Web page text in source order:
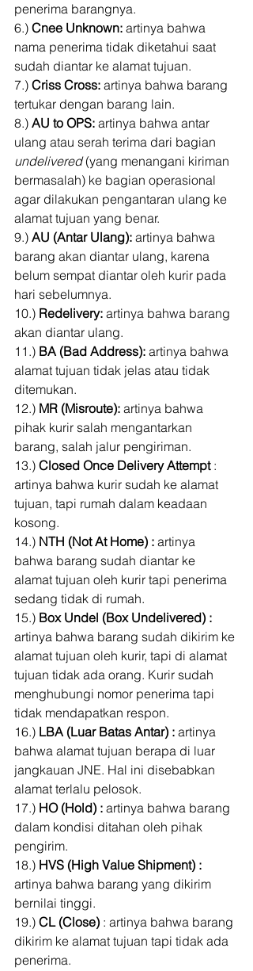
penerima barangnya.
6.) Cnee Unknown: artinya bahwa
nama penerima tidak diketahui saat
sudah diantar ke alamat tujuan.
7.) Criss Cross: artinya bahwa barang
tertukar dengan barang lain.
8.) AU to OPS: artinya bahwa antar
ulang atau serah terima dari bagian
undelivered (yang menangani kiriman
bermasalah) ke bagian operasional
agar dilakukan pengantaran ulang ke
alamat tujuan yang benar.
9.) AU (Antar Ulang): artinya bahwa
barang akan diantar ulang, karena
belum sempat diantar oleh kurir pada
hari sebelumnya.
10.) Redelivery: artinya bahwa barang
akan diantar ulang.
11.) BA (Bad Address): artinya bahwa
alamat tujuan tidak jelas atau tidak
ditemukan.
12.) MR (Misroute): artinya bahwa
pihak kurir salah mengantarkan
barang, salah jalur pengiriman.
13.) Closed Once Delivery Attempt :
artinya bahwa kurir sudah ke alamat
tujuan, tapi rumah dalam keadaan
kosong.
14.) NTH (Not At Home) : artinya
bahwa barang sudah diantar ke
alamat tujuan oleh kurir tapi penerima
sedang tidak di rumah.
15.) Box Undel (Box Undelivered) :
artinya bahwa barang sudah dikirim ke
alamat tujuan oleh kurir, tapi di alamat
tujuan tidak ada orang. Kurir sudah
menghubungi nomor penerima tapi
tidak mendapatkan respon.
16.) LBA (Luar Batas Antar) : artinya
bahwa alamat tujuan berapa di luar
jangkauan JNE. Hal ini disebabkan
alamat terlalu pelosok.
17.) HO (Hold) : artinya bahwa barang
dalam kondisi ditahan oleh pihak
pengirim.
18.) HVS (High Value Shipment) :
artinya bahwa barang yang dikirim
bernilai tinggi.
19.) CL (Close) : artinya bahwa barang
dikirim ke alamat tujuan tapi tidak ada
penerima.